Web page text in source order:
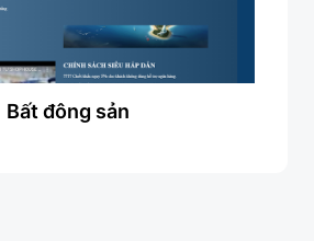
Bất đông sản